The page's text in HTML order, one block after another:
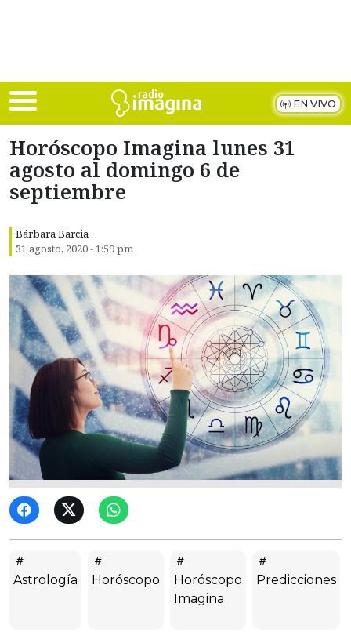
EN VIVO
Horóscopo Imagina lunes 31
agosto al domingo 6 de
septiembre
Bárbara Barcia
31 agosto, 2020 - 1:59 pm
Astrología Horóscopo
Horóscopo
Imagina
Predicciones